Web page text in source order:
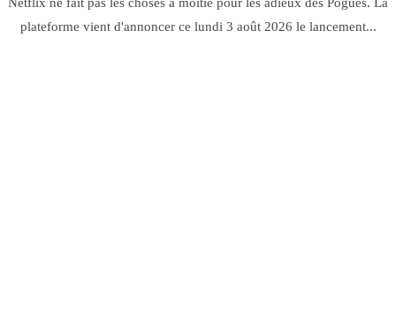
Netflix ne fait pas les choses à moitié pour les adieux des Pogues. La
plateforme vient d'annoncer ce lundi 3 août 2026 le lancement...